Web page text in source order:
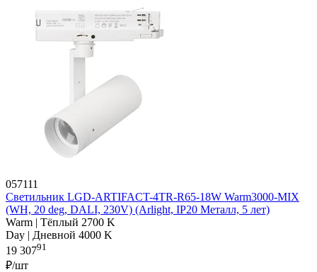
057111
Светильник LGD-ARTIFACT-4TR-R65-18W Warm3000-MIX
(WH, 20 deg, DALI, 230V) (Arlight, IP20 Металл, 5 лет)
Warm | Тёплый 2700 K
Day | Дневной 4000 K
19 30791
₽/шт